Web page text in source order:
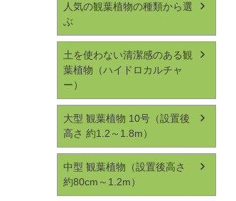
人気の観葉植物の種類から選
ぶ
土を使わない清潔感のある観
葉植物（ハイドロカルチャ
ー）
大型 観葉植物 10号（設置後
高さ 約1.2～1.8m）
中型 観葉植物（設置後高さ
約80cm～1.2m）